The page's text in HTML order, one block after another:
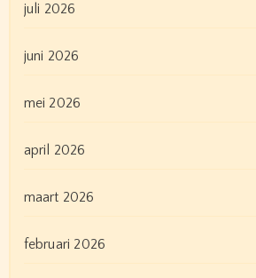
juli 2026
juni 2026
mei 2026
april 2026
maart 2026
februari 2026